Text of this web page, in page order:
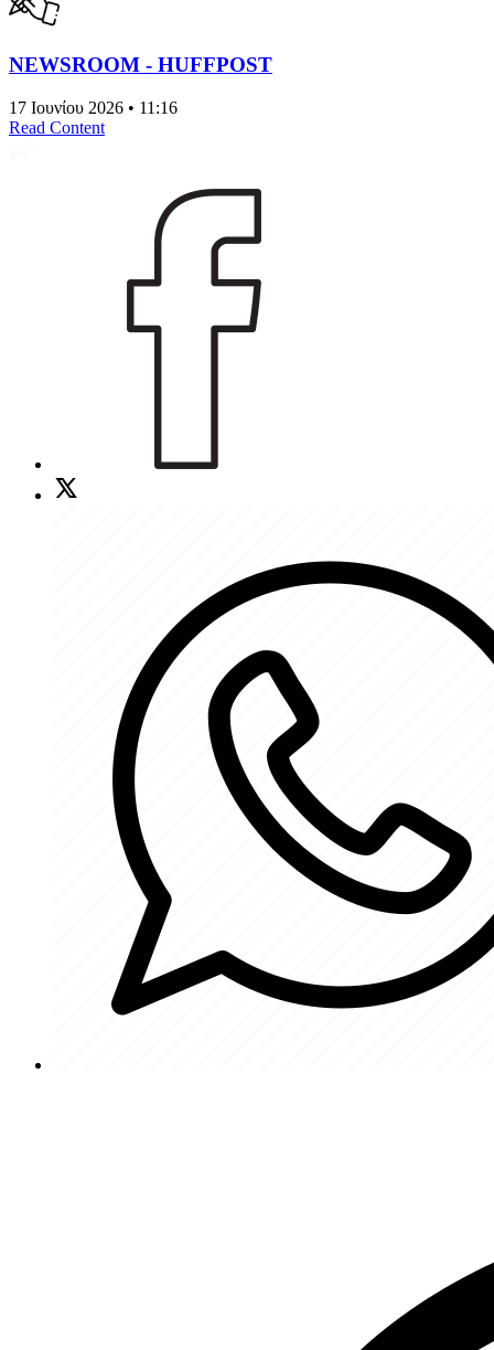
NEWSROOM - HUFFPOST
17 Ιουνίου 2026 • 11:16
Read Content